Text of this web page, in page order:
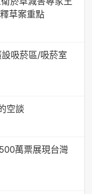
草案重點
吸菸區/吸菸室
空談
萬票展現台灣